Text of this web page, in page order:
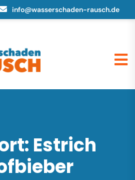
info@wasserschaden-rausch.de
Estrich